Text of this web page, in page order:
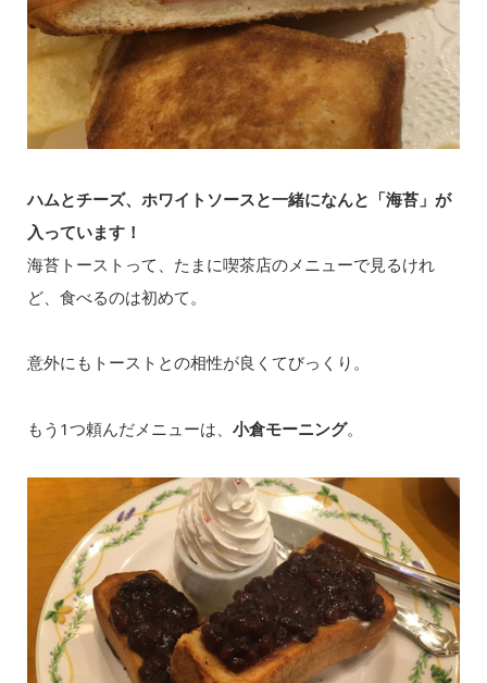
ハムとチーズ、ホワイトソースと一緒になんと「海苔」が
入っています！
海苔トーストって、たまに喫茶店のメニューで見るけれ
ど、食べるのは初めて。
意外にもトーストとの相性が良くてびっくり。
もう1つ頼んだメニューは、 小倉モーニング。